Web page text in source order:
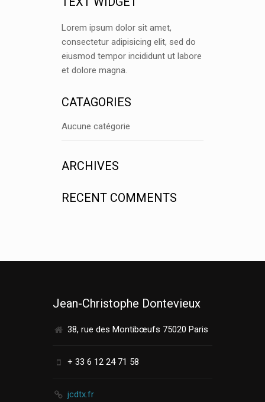
Lorem ipsum dolor sit amet,
consectetur adipisicing elit, sed do
eiusmod tempor incididunt ut labore
et dolore magna.
CATAGORIES
Aucune catégorie
ARCHIVES
RECENT COMMENTS
Jean-Christophe Dontevieux
38, rue des Montibœufs 75020 Paris
+ 33 6 12 24 71 58
jcdtx.fr